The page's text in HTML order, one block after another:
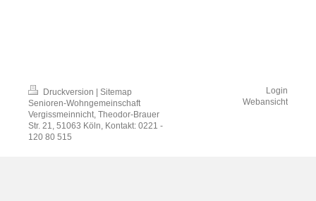
Druckversion
Sitemap
Senioren-Wohngemeinschaft
Vergissmeinnicht, Theodor-Brauer
Str. 21, 51063 Köln, Kontakt: 0221 -
120 80 515
Login
Webansicht